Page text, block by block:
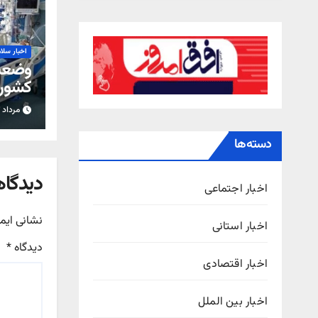
دسته‌ها
اخبار اجتماعی
اخبار استانی
اخبار اقتصادی
اخبار بین الملل
اخبار
مرداد ۱۲, ۱۴۰۵
نشانی
دیدگاه*